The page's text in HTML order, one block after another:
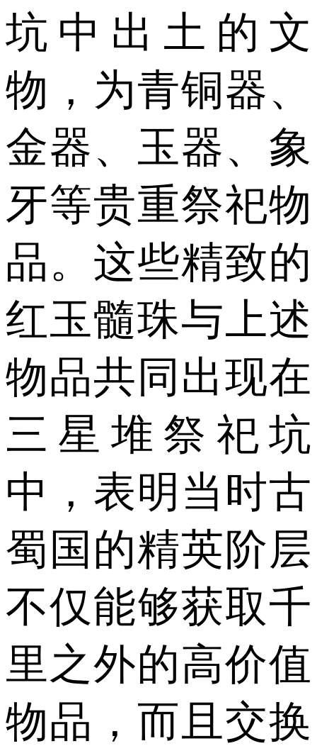
坑中出土的文
物，为青铜器、
金器、玉器、象
牙等贵重祭祀物
品。这些精致的
红玉髓珠与上述
物品共同出现在
三星堆祭祀坑
中，表明当时古
蜀国的精英阶层
不仅能够获取千
里之外的高价值
物品，而且交换